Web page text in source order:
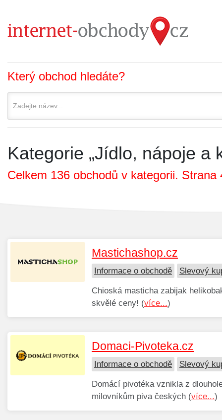
Který obchod hledáte?
Kategorie „Jídlo, nápoje a
Celkem 136 obchodů v kategorii. Strana
Mastichashop.cz
Informace o obchodě Slevový
Chioská masticha zabijak
skvělé ceny! (více...)
Domaci-Pivoteka.cz
Informace o obchodě Slevový
Domácí pivotéka vznikla z
milovníkům piva českých (více...)